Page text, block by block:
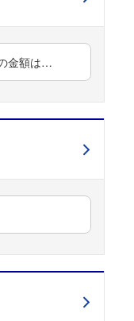
金額は…